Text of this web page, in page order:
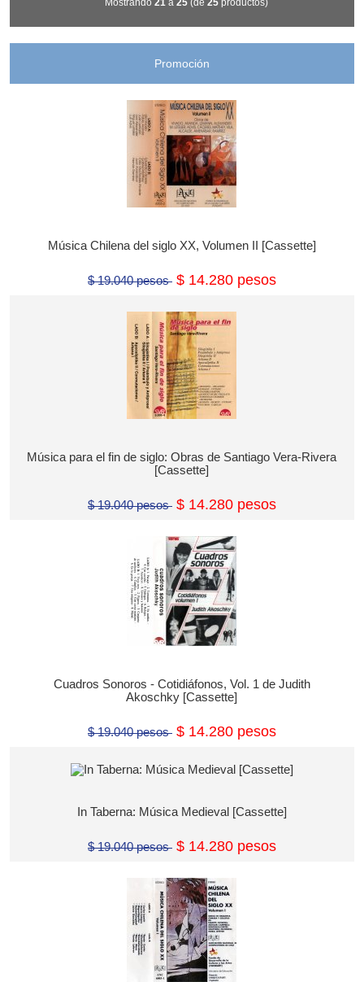
Mostrando 21 a 25(de 25productos)
Promoción
Música Chilena del siglo XX, Volumen II [Cassette]
$ 19.040 pesos $ 14.280 pesos
Música para el fin de siglo: Obras de Santiago Vera-Rivera
[Cassette]
$ 19.040 pesos $ 14.280 pesos
Cuadros Sonoros - Cotidiáfonos, Vol. 1 de Judith
Akoschky [Cassette]
$ 19.040 pesos $ 14.280 pesos
In Taberna: Música Medieval [Cassette]
$ 19.040 pesos $ 14.280 pesos